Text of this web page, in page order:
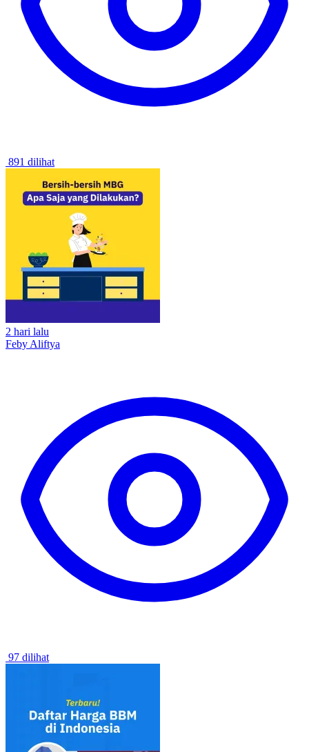
891 dilihat
2 hari lalu
Feby Aliftya
97 dilihat